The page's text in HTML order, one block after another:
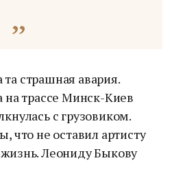
страшная авария.
на трассе Минск-Киев
с грузовиком.
что не оставил артисту
Леониду Быкову